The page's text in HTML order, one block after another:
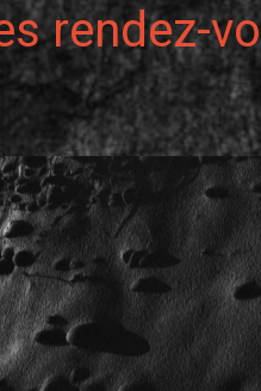
rendez-